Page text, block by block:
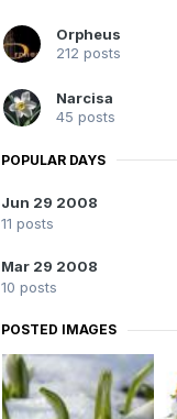
Orpheus
212 posts
Narcisa
45 posts
POPULAR DAYS
Jun 29 2008
11 posts
Mar 29 2008
10 posts
POSTED IMAGES